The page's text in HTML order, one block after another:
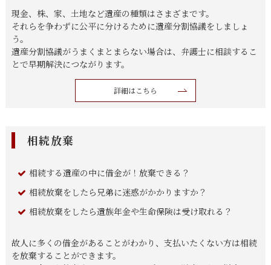
現金、株、家、土地など遺産の種類はさまざまです。
それらを争わずに公平に分けるために遺産分割協議をしましょ
う。
遺産分割協議がうまくまとまらない場合は、弁護士に相談するこ
とで早期解決につながります。
詳細はこちら
相続放棄
相続する遺産の中に借金が！放棄できる？
相続放棄をしたら兄弟に迷惑がかかりますか？
相続放棄をしたら遺族年金や生命保険は受け取れる？
故人に多くの借金があることがわかり、支払いたくない方は相続
を放棄することができます。